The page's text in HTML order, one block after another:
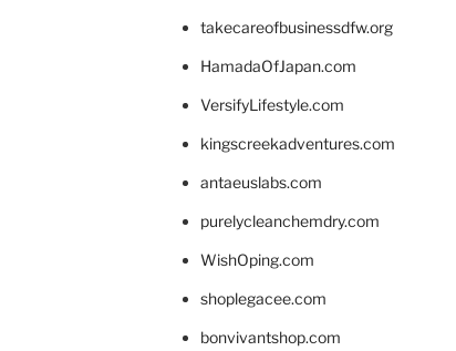
takecareofbusinessdfw.org
HamadaOfJapan.com
VersifyLifestyle.com
kingscreekadventures.com
antaeuslabs.com
purelycleanchemdry.com
WishOping.com
shoplegacee.com
bonvivantshop.com